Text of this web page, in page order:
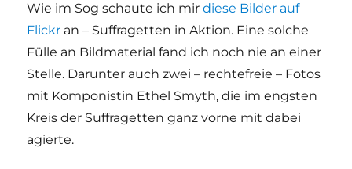
Wie im Sog schaute ich mirdiese Bilder auf
Flickr an – Suffragetten in Aktion. Eine solche
Fülle an Bildmaterial fand ich noch nie an einer
Stelle. Darunter auch zwei – rechtefreie – Fotos
mit Komponistin Ethel Smyth, die im engsten
Kreis der Suffragetten ganz vorne mit dabei
agierte.